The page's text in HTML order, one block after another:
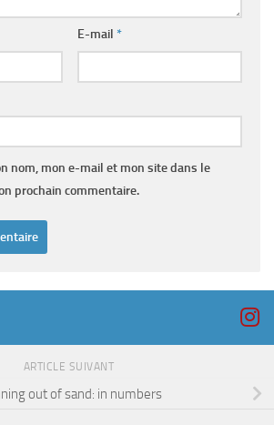
E-mail *
nom, mon e-mail et mon site dans le
prochain commentaire.
ARTICLE SUIVANT
out of sand: in numbers